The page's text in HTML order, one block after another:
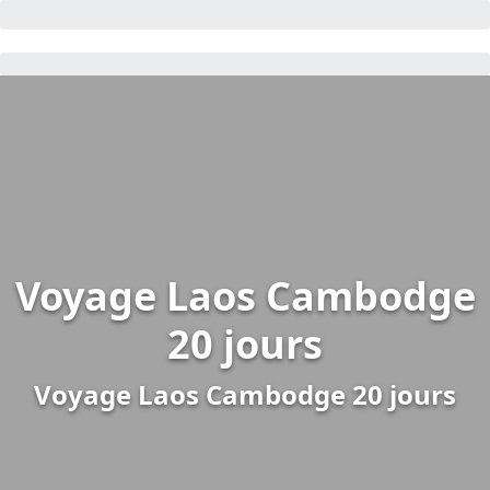
Voyage Laos Cambodge
20 jours
Voyage Laos Cambodge 20 jours